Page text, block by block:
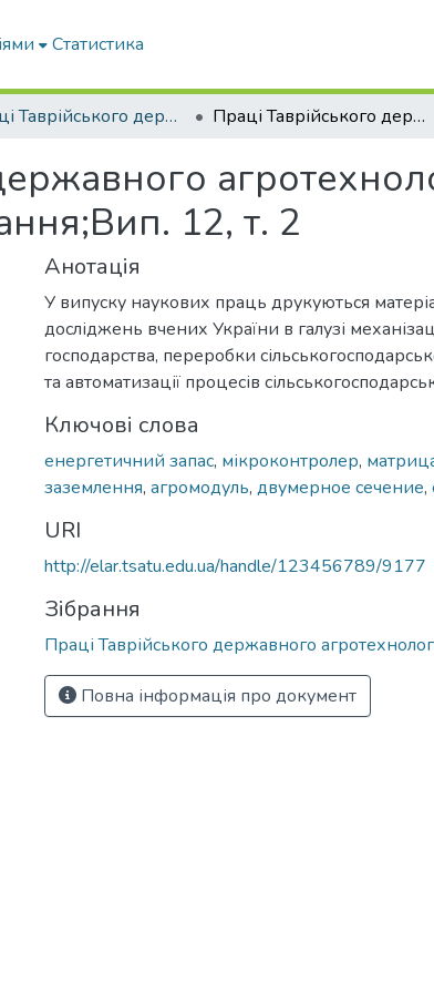
Статистика
Праці Таврійського державного агротехнологічного університету Праці Таврійського державного агротехнологічного університету: наукове фахове видання;Вип. 12, т. 2
12, т. 2
Анотація
У випуску наукових праць друкуються
досліджень вчених України в галузі
господарства, переробки
та автоматизації процесів
Ключові слова
енергетичний запас, мікроконтролер,
заземлення, агромодуль, двумерное сечение,
URI
http://elar.tsatu.edu.ua/handle/123456789/9177
Зібрання
Праці Таврійського державного
Повна інформація про документ